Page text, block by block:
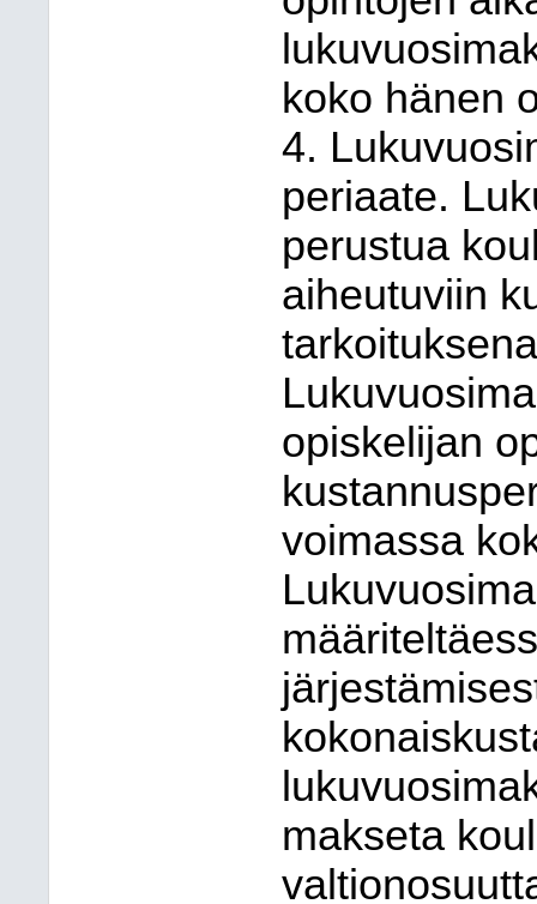
koko hänen
4.
periaate.
perustua
aiheutuviin
opiskelijan
voimassa
makseta